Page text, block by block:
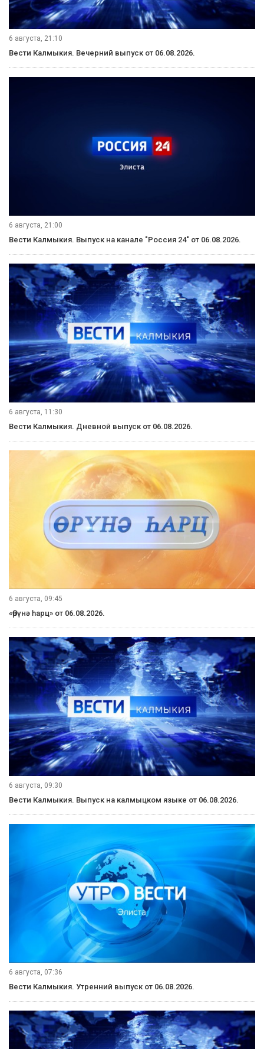
6 августа, 21:10
Вести Калмыкия. Вечерний выпуск от 06.08.2026.
6 августа, 21:00
Вести Калмыкия. Выпуск на канале "Россия 24" от 06.08.2026.
6 августа, 11:30
Вести Калмыкия. Дневной выпуск от 06.08.2026.
6 августа, 09:45
«Өрүнә һарц» от 06.08.2026.
6 августа, 09:30
Вести Калмыкия. Выпуск на калмыцком языке от 06.08.2026.
6 августа, 07:36
Вести Калмыкия. Утренний выпуск от 06.08.2026.